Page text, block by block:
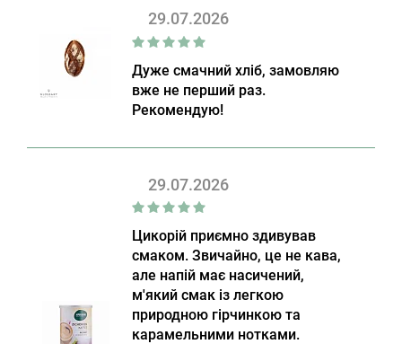
29.07.2026
Дуже смачний хліб, замовляю
вже не перший раз.
Рекомендую!
29.07.2026
Цикорій приємно здивував
смаком. Звичайно, це не кава,
але напій має насичений,
м'який смак із легкою
природною гірчинкою та
карамельними нотками.